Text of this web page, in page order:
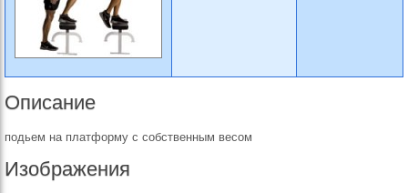
Описание
подьем на платформу с собственным весом
Изображения